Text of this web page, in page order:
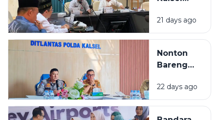
Gembleng
Kafilah
MTQ
Nasional
21 days ago
Nonton
Bareng
Dunia 2026
di Kalsel,
22 days ago